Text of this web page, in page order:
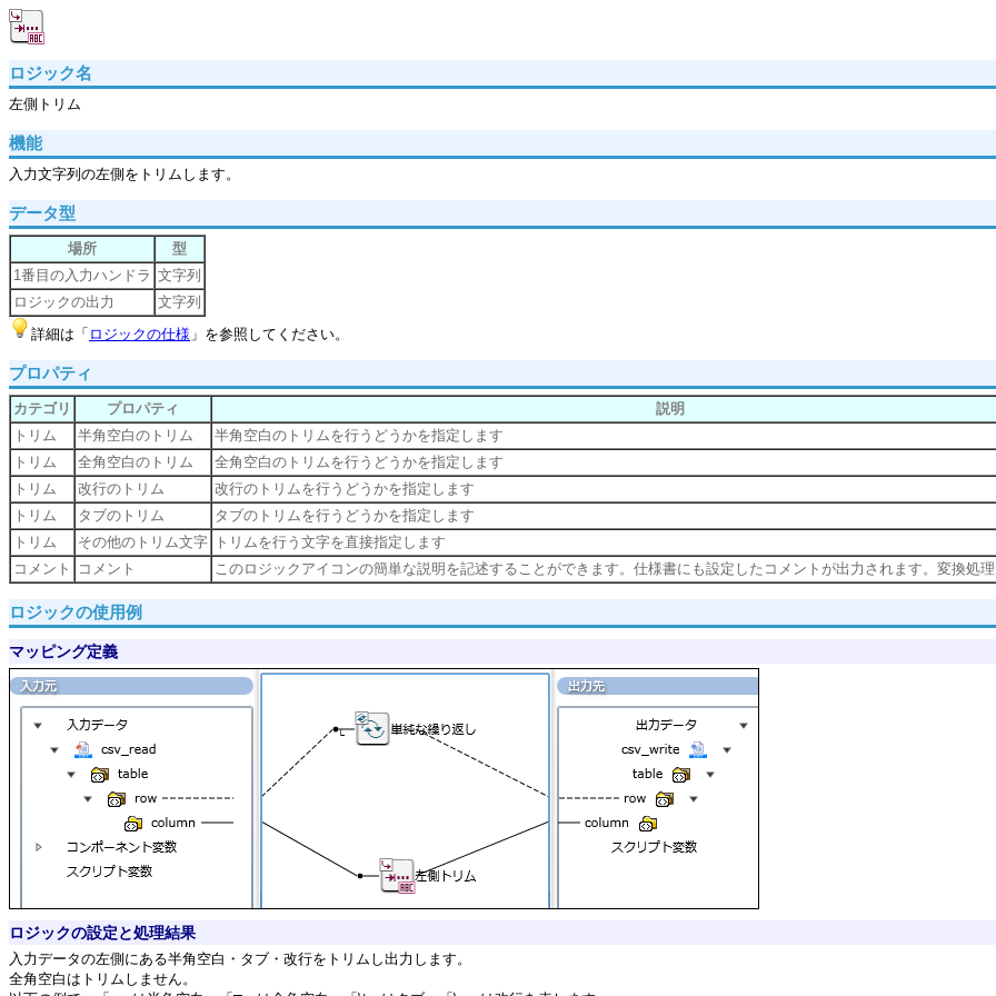
ロジック名
左側トリム
機能
入力文字列の左側をトリムします。
データ型
場所
型
1番目の入力ハンドラ 文字列
ロジックの出力
文字列
詳細は「 ロジックの仕様 」を参照してください。
プロパティ
カテゴリ プロパティ
説明
トリム
半角空白のトリム
半角空白のトリムを行うどうかを指定します
トリム
全角空白のトリム
全角空白のトリムを行うどうかを指定します
トリム
改行のトリム
改行のトリムを行うどうかを指定します
トリム
タブのトリム
タブのトリムを行うどうかを指定します
トリム
その他のトリム文字
トリムを行う文字を直接指定します
コメント
コメント このロジックアイコンの簡単な説明を記述することができます。仕様書にも設定したコメントが出力されます。変換処理
ロジックの使用例
マッピング定義
ロジックの設定と処理結果
入力データの左側にある半角空白・タブ・改行をトリムし出力します。
全角空白はトリムしません。